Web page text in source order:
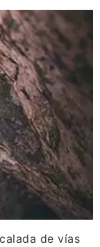
de vías